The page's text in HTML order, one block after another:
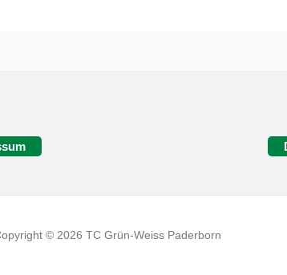
© 2026 TC Grün-Weiss Paderborn